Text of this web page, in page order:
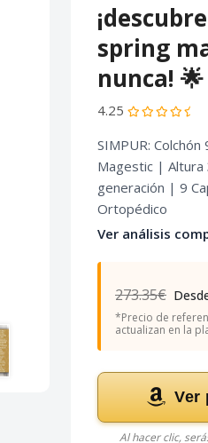
spring
nunca! 🌟
4.25
SIMPUR:
Magestic | Altura
generación | 9
Ortopédico
Ver análisis
273.35€
*Precio de
actualizan en la
Ver
Al hacer clic,